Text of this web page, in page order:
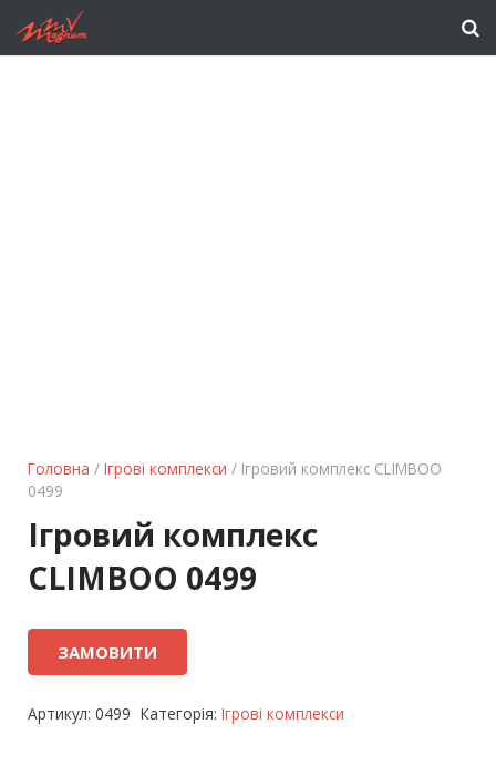
Головна / Ігрові комплекси / Ігровий комплекс CLIMBOO
0499
Ігровий комплекс
CLIMBOO 0499
ЗАМОВИТИ
Артикул: 0499 Категорія: Ігрові комплекси